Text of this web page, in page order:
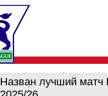
Назван лучший матч